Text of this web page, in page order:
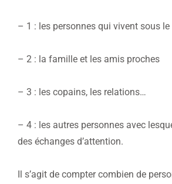
– 1 : les personnes qui vivent sous
– 2 : la famille et les amis proches
– 3 : les copains, les relations…
– 4 : les autres personnes avec
des échanges d’attention.
Il s’agit de compter combien de